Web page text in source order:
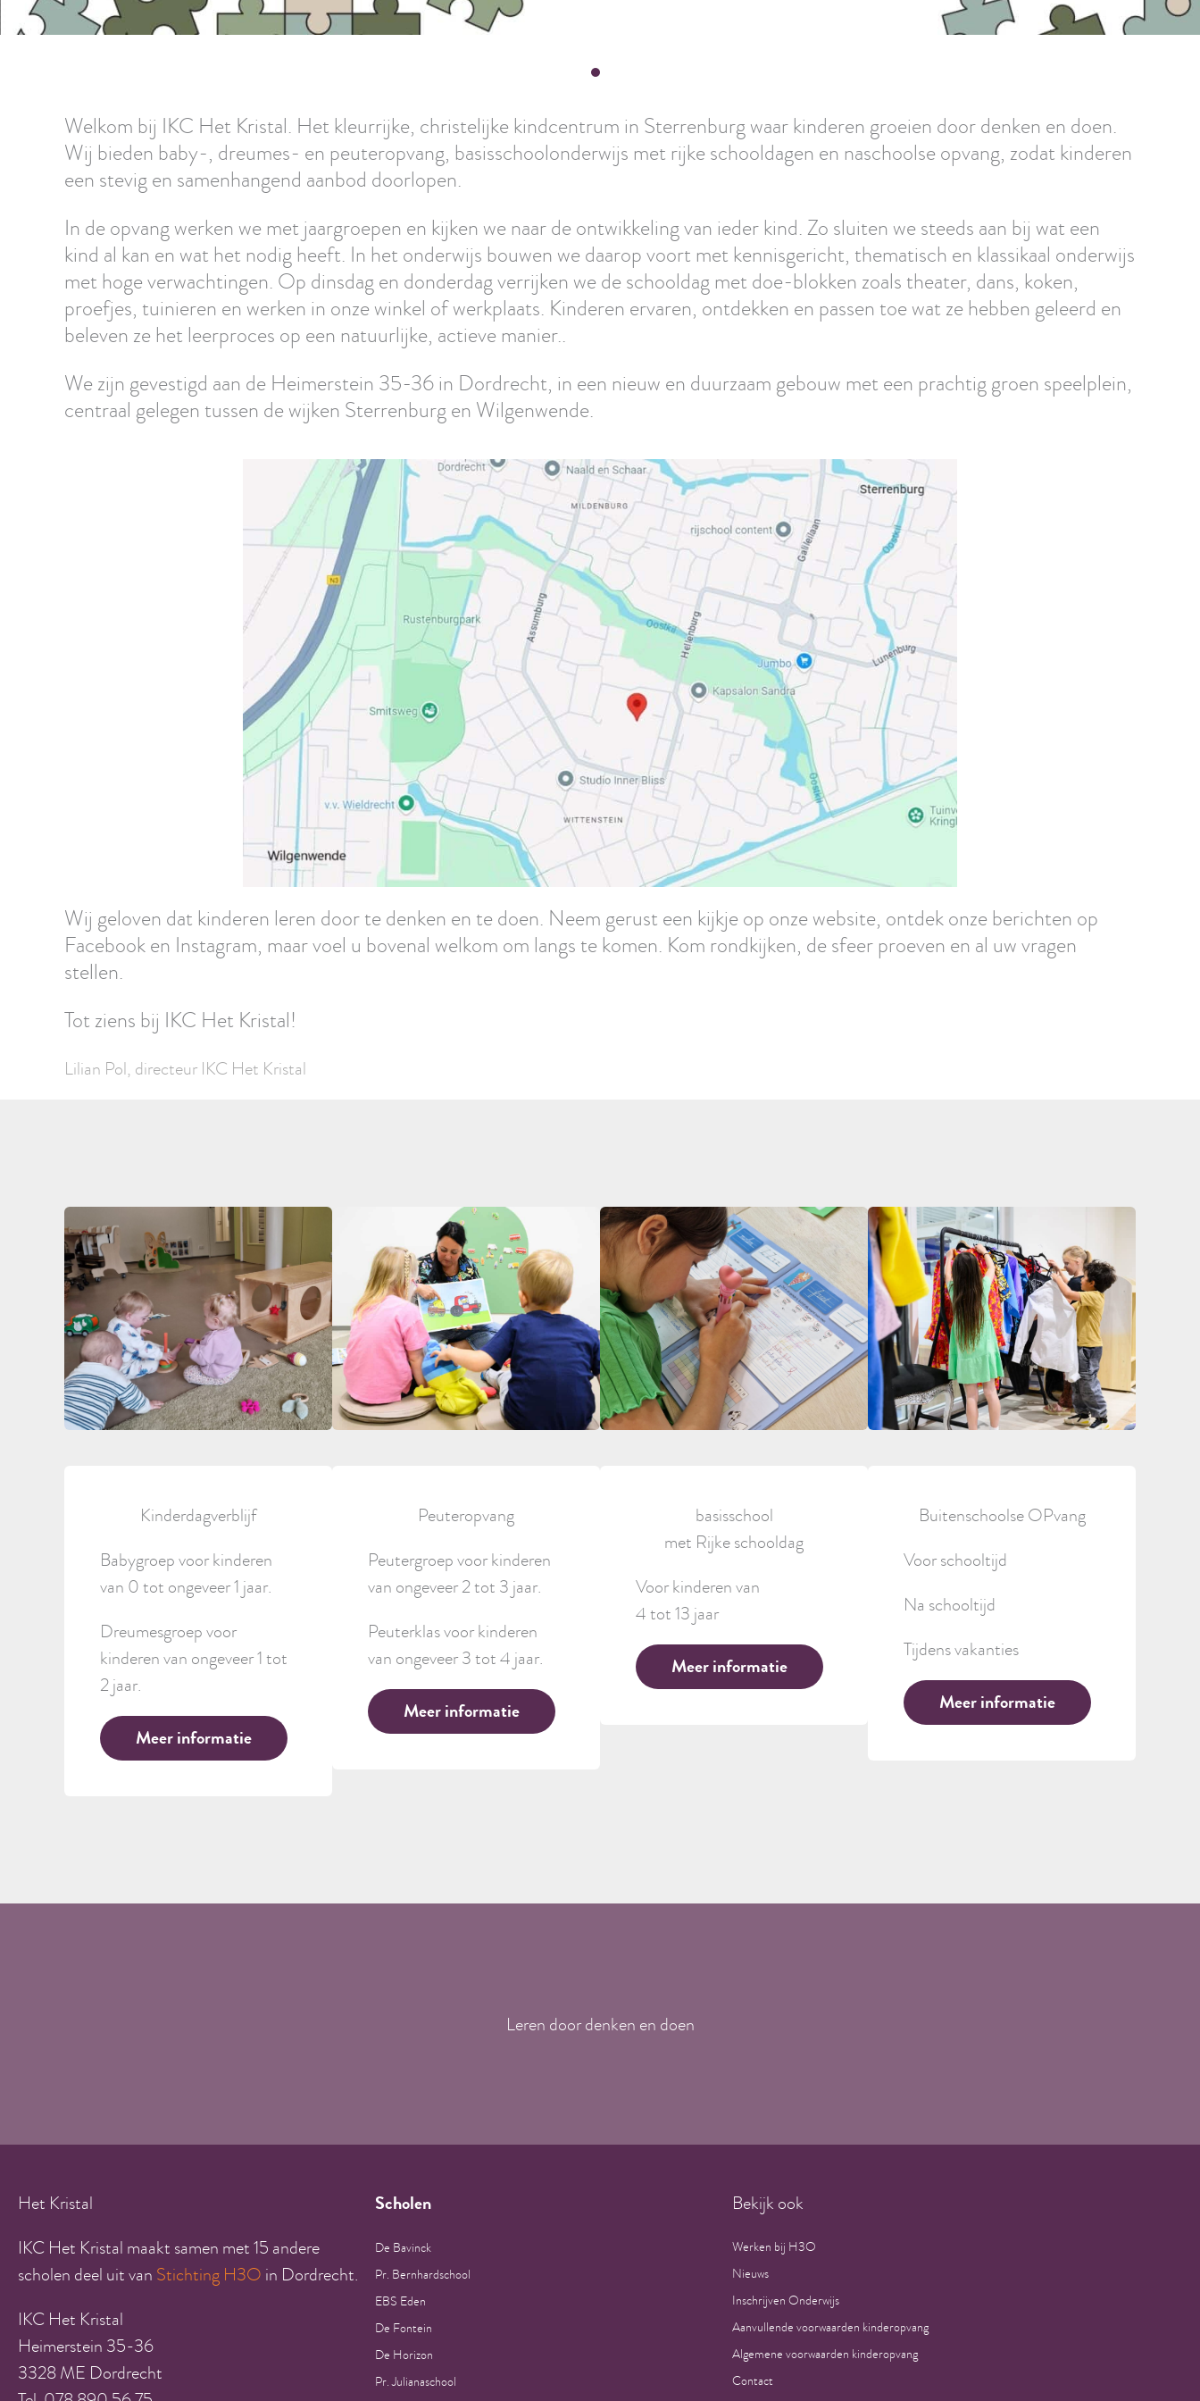
Welkom bij IKC Het Kristal. Het kleurrijke, christelijke kindcentrum in Sterrenburg waar kinderen groeien door denken en doen.
Wij bieden baby-, dreumes- en peuteropvang, basisschoolonderwijs met rijke schooldagen en naschoolse opvang, zodat kinderen
een stevig en samenhangend aanbod doorlopen.
In de opvang werken we met jaargroepen en kijken we naar de ontwikkeling van ieder kind. Zo sluiten we steeds aan bij wat een
kind al kan en wat het nodig heeft. In het onderwijs bouwen we daarop voort met kennisgericht, thematisch en klassikaal onderwijs
met hoge verwachtingen. Op dinsdag en donderdag verrijken we de schooldag met doe-blokken zoals theater, dans, koken,
proefjes, tuinieren en werken in onze winkel of werkplaats. Kinderen ervaren, ontdekken en passen toe wat ze hebben geleerd en
beleven ze het leerproces op een natuurlijke, actieve manier..
We zijn gevestigd aan de Heimerstein 35-36 in Dordrecht, in een nieuw en duurzaam gebouw met een prachtig groen speelplein,
centraal gelegen tussen de wijken Sterrenburg en Wilgenwende.
Wij geloven dat kinderen leren door te denken en te doen. Neem gerust een kijkje op onze website, ontdek onze berichten op
Facebook en Instagram, maar voel u bovenal welkom om langs te komen. Kom rondkijken, de sfeer proeven en al uw vragen
stellen.
Tot ziens bij IKC Het Kristal!
Lilian Pol, directeur IKC Het Kristal
Kinderdagverblijf
Babygroep voor kinderen
van 0 tot ongeveer 1 jaar.
Dreumesgroep voor
kinderen van ongeveer 1 tot
2 jaar.
Meer informatie
Peuteropvang
Peutergroep voor kinderen
van ongeveer 2 tot 3 jaar.
Peuterklas voor kinderen
van ongeveer 3 tot 4 jaar.
Meer informatie
basisschool
met Rijke schooldag
Voor kinderen van
4 tot 13 jaar
Meer informatie
Buitenschoolse OPvang
Voor schooltijd
Na schooltijd
Tijdens vakanties
Meer informatie
Leren door denken en doen
Het Kristal
IKC Het Kristal maakt samen met 15 andere
scholen deel uit van Stichting H3O in Dordrecht.
IKC Het Kristal
Heimerstein 35-36
3328 ME Dordrecht
Scholen
De Bavinck
Pr. Bernhardschool
EBS Eden
De Fontein
De Horizon
Pr. Julianaschool
Bekijk ook
Werken bij H3O
Nieuws
Inschrijven Onderwijs
Aanvullende voorwaarden kinderopvang
Algemene voorwaarden kinderopvang
Contact